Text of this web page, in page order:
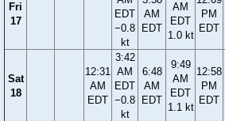
Fri
17
EDT
−0.8
kt
AM
EDT
AM
EDT
1.0 kt
PM
EDT
Sat
18
12:31
AM
EDT
3:42
AM
EDT
−0.8
kt
6:48
AM
EDT
9:49
AM
EDT
1.1 kt
12:58
PM
EDT